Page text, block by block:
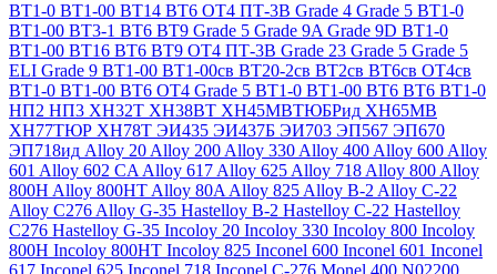
ВТ1-0 ВТ1-00 ВТ14 ВТ6 ОТ4 ПТ-3В Grade 4 Grade 5 ВТ1-0
ВТ1-00 ВТ3-1 ВТ6 ВТ9 Grade 5 Grade 9A Grade 9D ВТ1-0
ВТ1-00 ВТ16 ВТ6 ВТ9 ОТ4 ПТ-3В Grade 23 Grade 5 Grade 5
ELI Grade 9 ВТ1-00 ВТ1-00св ВТ20-2св ВТ2св ВТ6св ОТ4св
ВТ1-0 ВТ1-00 ВТ6 ОТ4 Grade 5 ВТ1-0 ВТ1-00 ВТ6 ВТ6 ВТ1-0
НП2 НП3 ХН32Т ХН38ВТ ХН45МВТЮБРид ХН65МВ
ХН77ТЮР ХН78Т ЭИ435 ЭИ437Б ЭИ703 ЭП567 ЭП670
ЭП718ид Alloy 20 Alloy 200 Alloy 330 Alloy 400 Alloy 600 Alloy
601 Alloy 602 CA Alloy 617 Alloy 625 Alloy 718 Alloy 800 Alloy
800H Alloy 800HT Alloy 80A Alloy 825 Alloy B-2 Alloy C-22
Alloy C276 Alloy G-35 Hastelloy B-2 Hastelloy C-22 Hastelloy
C276 Hastelloy G-35 Incoloy 20 Incoloy 330 Incoloy 800 Incoloy
800H Incoloy 800HT Incoloy 825 Inconel 600 Inconel 601 Inconel
617 Inconel 625 Inconel 718 Inconel C-276 Monel 400 N02200